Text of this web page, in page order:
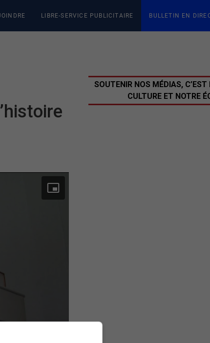
LIBRE-SERVICE PUBLICITAIRE BULLETIN EN
SOUTENIR NOS MÉDIAS, C’EST
CULTURE ET NOTRE